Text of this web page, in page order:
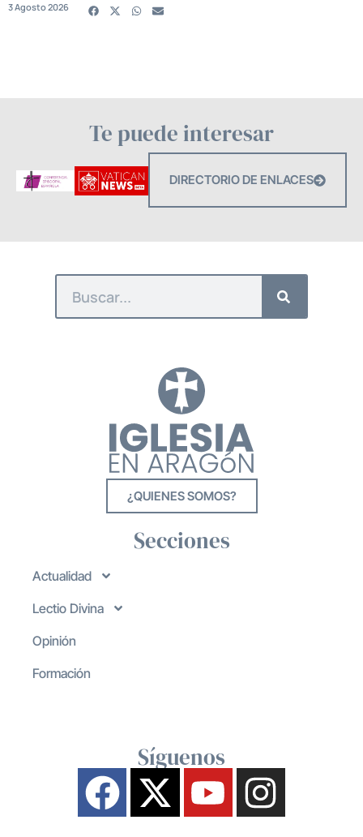
3 Agosto 2026
Te puede interesar
DIRECTORIO DE ENLACES
¿QUIENES SOMOS?
Secciones
Actualidad
Lectio Divina
Opinión
Formación
Síguenos